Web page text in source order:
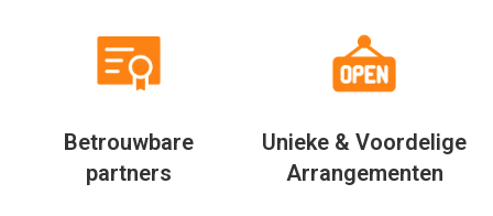
Betrouwbare
partners
Unieke & Voordelige
Arrangementen